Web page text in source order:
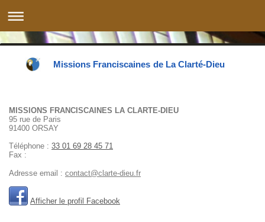
Missions Franciscaines de La Clarté-Dieu
MISSIONS FRANCISCAINES LA CLARTE-DIEU
95 rue de Paris
91400 ORSAY
Téléphone : 33 01 69 28 45 71
Fax :
Adresse email : contact@clarte-dieu.fr
Afficher le profil Facebook